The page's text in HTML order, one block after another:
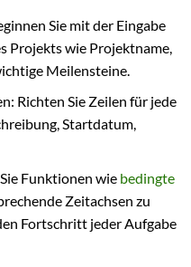
Sie mit der Eingabe
Projekts wie Projektname,
Meilensteine.
Richten Sie Zeilen für jede
Startdatum,
Funktionen wie bedingte
Zeitachsen zu
Fortschritt jeder Aufgabe